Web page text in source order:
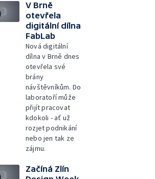
V Brně
otevřela
digitální dílna
FabLab
Nová digitální
dílna v Brně dnes
otevřela své
brány
návštěvníkům. Do
laboratoří může
přijít pracovat
kdokoli - ať už
rozjet podnikání
nebo jen tak ze
zájmu.
Začíná Zlín